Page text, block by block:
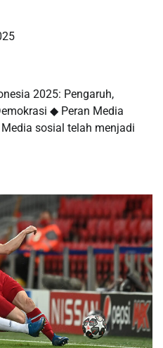
2025: Pengaruh,
◆ Peran Media
sosial telah menjadi